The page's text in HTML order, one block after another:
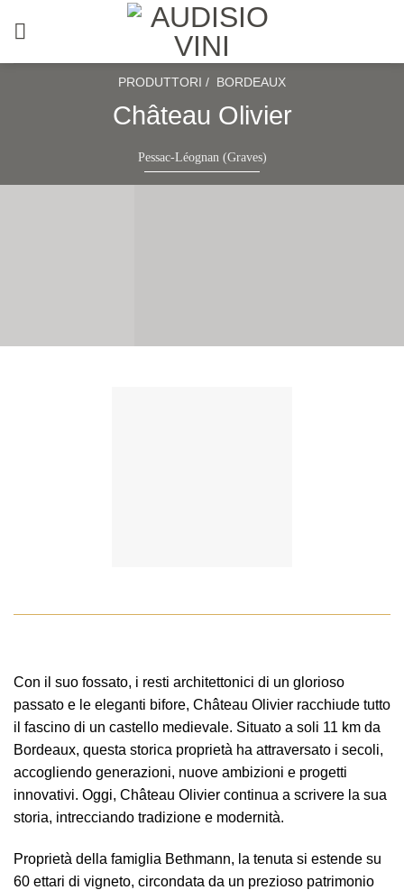
PRODUTTORI / BORDEAUX
Château Olivier
Pessac-Léognan (Graves)
Con il suo fossato, i resti architettonici di un glorioso
passato e le eleganti bifore, Château Olivier racchiude tutto
il fascino di un castello medievale. Situato a soli 11 km da
Bordeaux, questa storica proprietà ha attraversato i secoli,
accogliendo generazioni, nuove ambizioni e progetti
innovativi. Oggi, Château Olivier continua a scrivere la sua
storia, intrecciando tradizione e modernità.
Proprietà della famiglia Bethmann, la tenuta si estende su
60 ettari di vigneto, circondata da un prezioso patrimonio